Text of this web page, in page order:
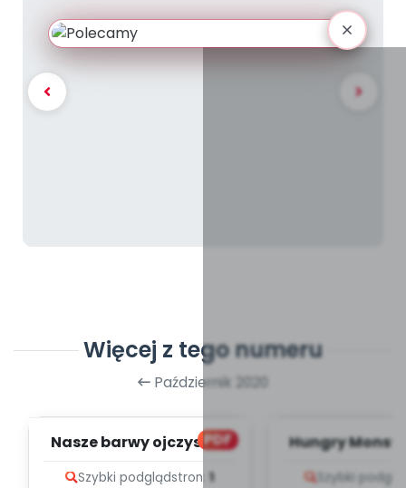
Więcej z tego numeru
Październik 2020
PDF
Nasze barwy ojczyste -
Szybki podglądstron: 1
Hungry
Szybki